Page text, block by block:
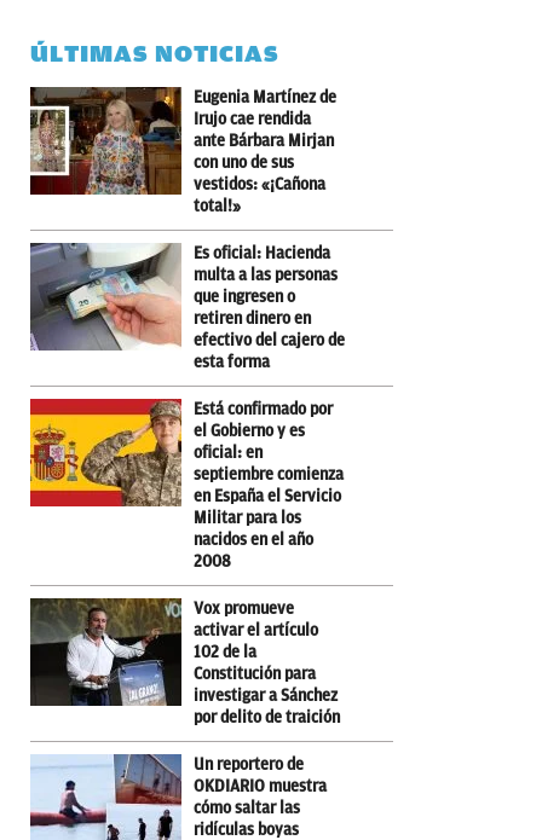
ÚLTIMAS NOTICIAS
Eugenia Martínez de
Irujo cae rendida
ante Bárbara Mirjan
con uno de sus
vestidos: «¡Cañona
total!»
Es oficial: Hacienda
multa a las personas
que ingresen o
retiren dinero en
efectivo del cajero de
esta forma
Está confirmado por
el Gobierno y es
oficial: en
septiembre comienza
en España el Servicio
Militar para los
nacidos en el año
2008
Vox promueve
activar el artículo
102 de la
Constitución para
investigar a Sánchez
por delito de traición
Un reportero de
OKDIARIO muestra
cómo saltar las
ridículas boyas